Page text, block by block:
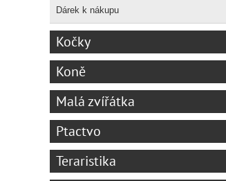
Dárek k nákupu
Kočky
Koně
Malá zvířátka
Ptactvo
Teraristika